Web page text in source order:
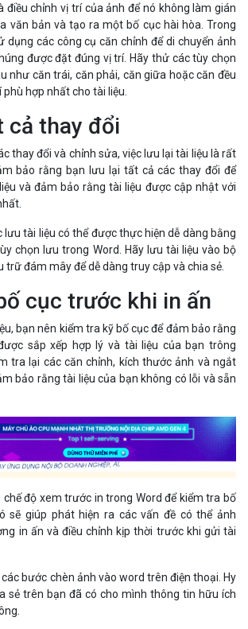
điều chỉnh vị trí của ảnh để nó không làm gián
văn bản và tạo ra một bố cục hài hòa. Trong
dụng các công cụ căn chỉnh để di chuyển ảnh
được đặt đúng vị trí. Hãy thử các tùy chọn
như căn trái, căn phải, căn giữa hoặc căn đều
hợp nhất cho tài liệu.
cả thay đổi
thay đổi và chỉnh sửa, việc lưu lại tài liệu là rất
bảo rằng bạn lưu lại tất cả các thay đổi để
và đảm bảo rằng tài liệu được cập nhật với
lưu tài liệu có thể được thực hiện dễ dàng bằng
chọn lưu trong Word. Hãy lưu tài liệu vào bộ
trữ đám mây để dễ dàng truy cập và chia sẻ.
cục trước khi in ấn
bạn nên kiểm tra kỹ bố cục để đảm bảo rằng
sắp xếp hợp lý và tài liệu của bạn trông
tra lại các căn chỉnh, kích thước ảnh và ngắt
bảo rằng tài liệu của bạn không có lỗi và sẵn
chế độ xem trước in trong Word để kiểm tra bố
sẽ giúp phát hiện ra các vấn đề có thể ảnh
in ấn và điều chỉnh kịp thời trước khi gửi tài
bước chèn ảnh vào word trên điện thoại. Hy
sẻ trên bạn đã có cho mình thông tin hữu ích